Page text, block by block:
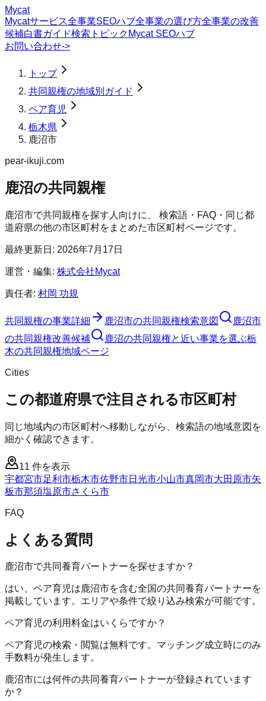
Mycat
Mycatサービス全事業SEOハブ全事業の選び方全事業の改善
候補白書ガイド検索トピック Mycat SEOハブ
お問い合わせ->
トップ
共同親権の地域別ガイド
ペア育児
栃木県
鹿沼市
pear-ikuji.com
鹿沼の共同親権
鹿沼市で共同親権を探す人向けに、 検索語・FAQ・同じ都
道府県の他の市区町村をまとめた市区町村ページです。
最終更新日: 2026年7月17日
運営・編集: 株式会社Mycat
責任者: 村岡 功規
共同親権の事業詳細 鹿沼市の共同親権検索意図
鹿沼市
の共同親権改善候補 鹿沼の共同親権と近い事業を選ぶ栃
木の共同親権地域ページ
Cities
この都道府県で注目される市区町村
同じ地域内の市区町村へ移動しながら、検索語の地域意図を
細かく確認できます。
11 件を表示
宇都宮市足利市栃木市佐野市日光市小山市真岡市大田原市矢
板市那須塩原市さくら市
FAQ
よくある質問
鹿沼市で共同養育パートナーを探せますか？
はい、ペア育児は鹿沼市を含む全国の共同養育パートナーを
掲載しています。エリアや条件で絞り込み検索が可能です。
ペア育児の利用料金はいくらですか？
ペア育児の検索・閲覧は無料です。マッチング成立時にのみ
手数料が発生します。
鹿沼市には何件の共同養育パートナーが登録されています
か？